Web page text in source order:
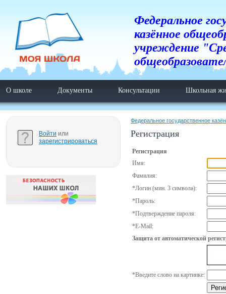
Федеральное
казённое
учреждение
О школе Документы Консультации Школьная
Войти или
зарегистрироваться
Федеральное государственное
Регистрация
Регистрация
Имя:
Фамилия:
*Логин (мин. 3 символа):
*Пароль:
*Подтверждение пароля:
*E-Mail:
Защита от автоматической
*Введите слово на картинке: